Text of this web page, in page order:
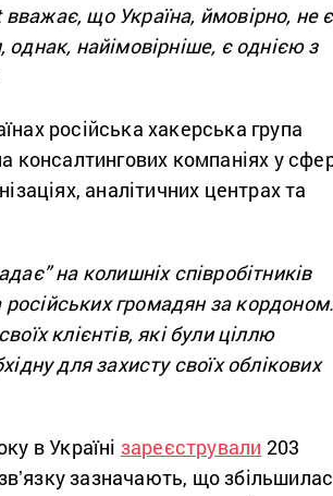
що Україна, ймовірно, не є
найімовірніше, є однією з
російська хакерська група
консалтингових компаніях у
аналітичних центрах та
на колишніх співробітників
російських громадян за
клієнтів, які були ціллю
для захисту своїх облікових
в Україні зареєстрували 203
зазначають, що